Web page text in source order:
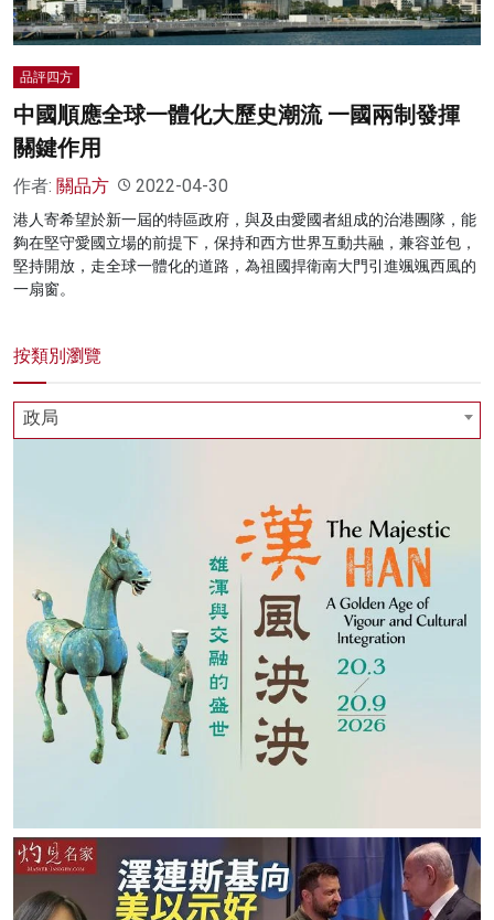
灼見活動
品評四方
中國順應全球一體化大歷史潮流 一國兩制發揮
關鍵作用
作者: 關品方 2022-04-30
港人寄希望於新一屆的特區政府，與及由愛國者組成的治港團隊，能
夠在堅守愛國立場的前提下，保持和西方世界互動共融，兼容並包，
堅持開放，走全球一體化的道路，為祖國捍衛南大門引進颯颯西風的
一扇窗。
按類別瀏覽
政局